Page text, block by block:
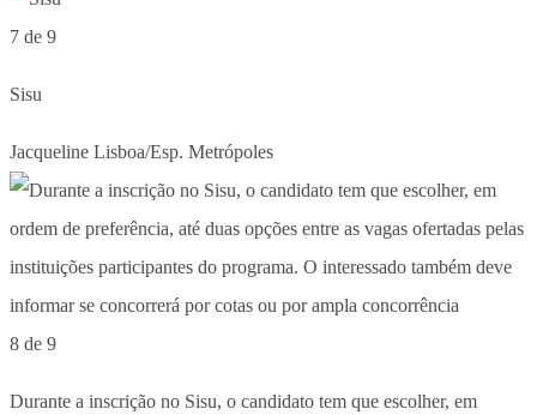
7 de 9
Sisu
Jacqueline Lisboa/Esp. Metrópoles
8 de 9
Durante a inscrição no Sisu, o candidato tem que escolher, em